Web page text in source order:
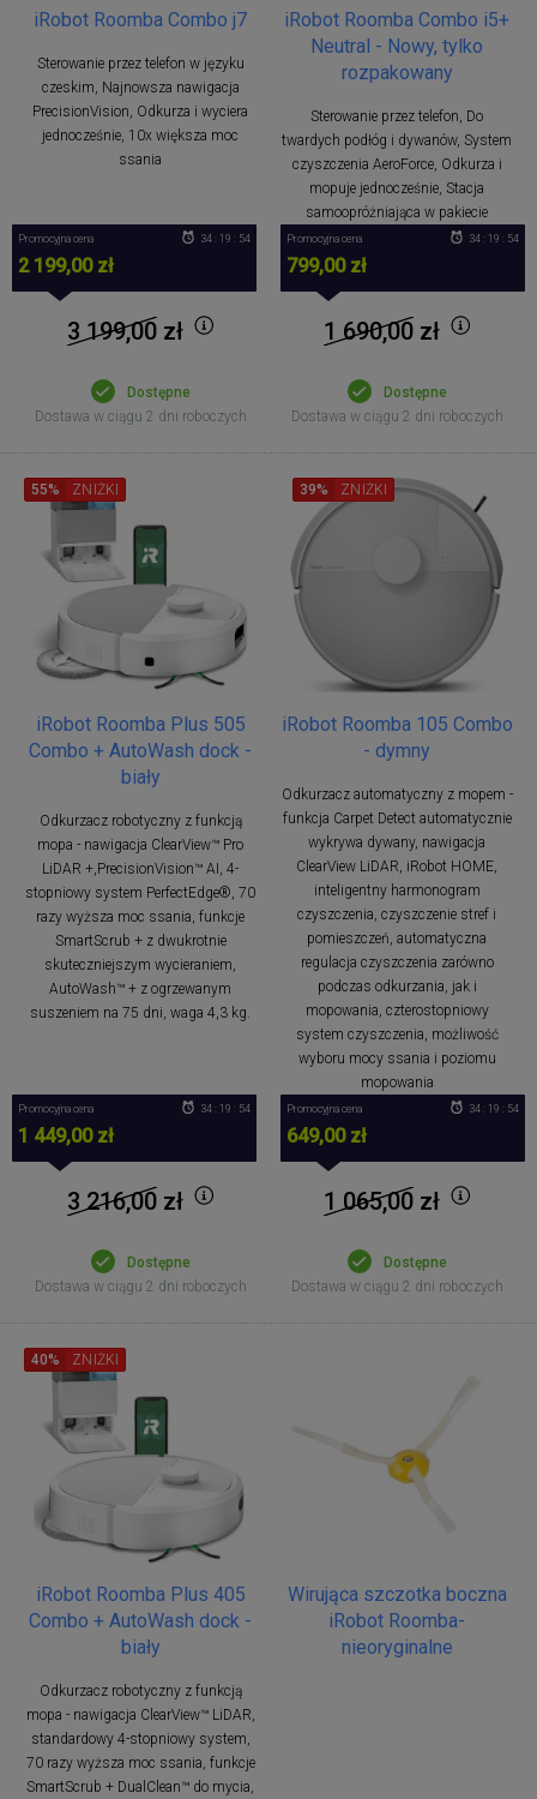
iRobot Roomba Combo j7
Sterowanie przez telefon w języku
czeskim, Najnowsza nawigacja
PrecisionVision, Odkurza i wyciera
jednocześnie, 10x większa moc
ssania
Promocyjna cena
2 199,00 zł
34 : 19 : 53
3 199,00zł
Dostępne
Dostawa w ciągu 2 dni roboczych
iRobot Roomba Combo i5+
Neutral - Nowy, tylko
rozpakowany
Sterowanie przez telefon, Do
twardych podłóg i dywanów, System
czyszczenia AeroForce, Odkurza i
mopuje jednocześnie, Stacja
samoopróżniająca w pakiecie
Promocyjna cena
799,00 zł
34 : 19 : 53
1 690,00zł
Dostępne
Dostawa w ciągu 2 dni roboczych
iRobot Roomba Plus 505
Combo + AutoWash dock -
biały
Odkurzacz robotyczny z funkcją
mopa - nawigacja ClearView™ Pro
LiDAR +,PrecisionVision™ AI, 4-
stopniowy system PerfectEdge®, 70
razy wyższa moc ssania, funkcje
SmartScrub + z dwukrotnie
skuteczniejszym wycieraniem,
AutoWash™ + z ogrzewanym
suszeniem na 75 dni, waga 4,3 kg.
55% ZNIŻKI
Promocyjna cena
1 449,00 zł
34 : 19 : 53
3 216,00zł
Dostępne
Dostawa w ciągu 2 dni roboczych
iRobot Roomba 105 Combo
- dymny
Odkurzacz automatyczny z mopem -
funkcja Carpet Detect automatycznie
wykrywa dywany, nawigacja
ClearView LiDAR, iRobot HOME,
inteligentny harmonogram
czyszczenia, czyszczenie stref i
pomieszczeń, automatyczna
regulacja czyszczenia zarówno
podczas odkurzania, jak i
mopowania, czterostopniowy
system czyszczenia, możliwość
wyboru mocy ssania i poziomu
mopowania
39% ZNIŻKI
Promocyjna cena
649,00 zł
34 : 19 : 53
1 065,00zł
Dostępne
Dostawa w ciągu 2 dni roboczych
iRobot Roomba Plus 405
Combo + AutoWash dock -
biały
Odkurzacz robotyczny z funkcją
mopa - nawigacja ClearView™ LiDAR,
standardowy 4-stopniowy system,
70 razy wyższa moc ssania, funkcje
SmartScrub + DualClean™ do mycia,
40% ZNIŻKI
Wirująca szczotka boczna
iRobot Roomba-
nieoryginalne